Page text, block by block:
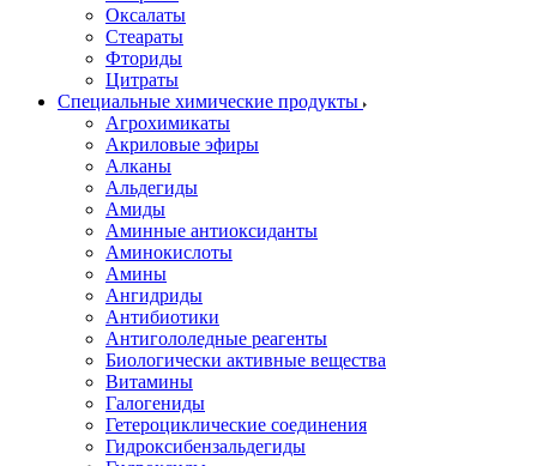
Оксалаты
Стеараты
Фториды
Цитраты
Специальные химические продукты
Агрохимикаты
Акриловые эфиры
Алканы
Альдегиды
Амиды
Аминные антиоксиданты
Аминокислоты
Амины
Ангидриды
Антибиотики
Антигололедные реагенты
Биологически активные вещества
Витамины
Галогениды
Гетероциклические соединения
Гидроксибензальдегиды